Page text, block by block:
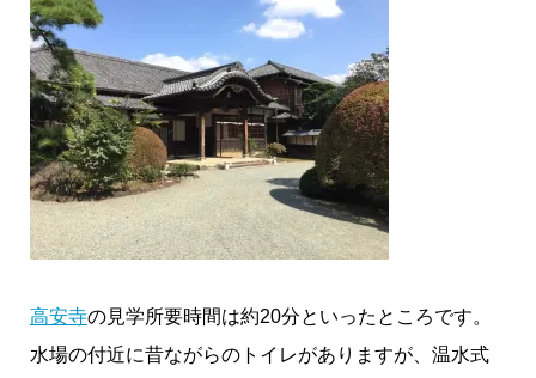
高安寺の見学所要時間は約20分といったところです。
水場の付近に昔ながらのトイレがありますが、温水式